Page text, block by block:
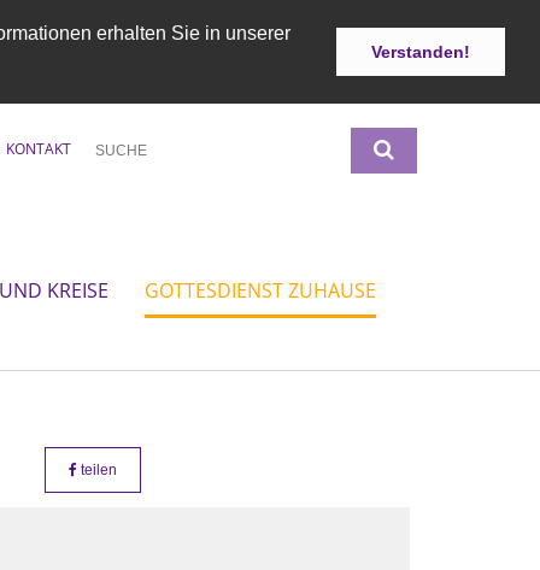
erhalten Sie in unserer
Verstanden!
KONTAKT
KREISE
GOTTESDIENST ZUHAUSE
teilen